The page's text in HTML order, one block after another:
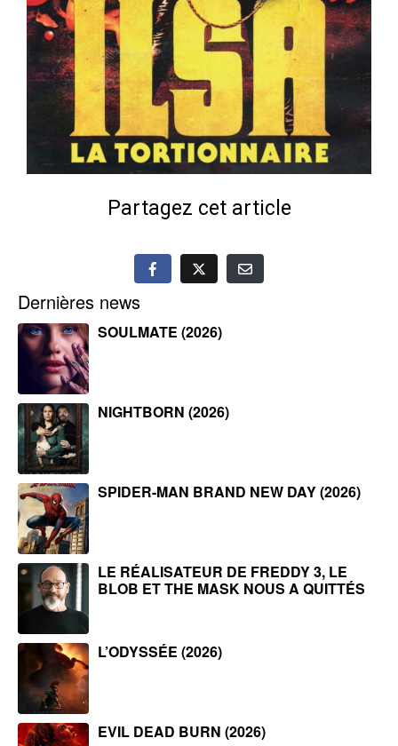
Partagez cet article
Dernières news
SOULMATE (2026)
NIGHTBORN (2026)
SPIDER-MAN BRAND NEW DAY (2026)
LE RÉALISATEUR DE FREDDY 3, LE
BLOB ET THE MASK NOUS A QUITTÉS
L’ODYSSÉE (2026)
EVIL DEAD BURN (2026)